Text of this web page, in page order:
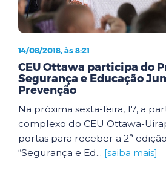
14/08/2018, às 8:21
CEU Ottawa participa do
Segurança e Educação
Prevenção
Na próxima sexta-feira, 17, a
complexo do CEU Ottawa-
portas para receber a 2ª
“Segurança e Ed... [saiba mais]